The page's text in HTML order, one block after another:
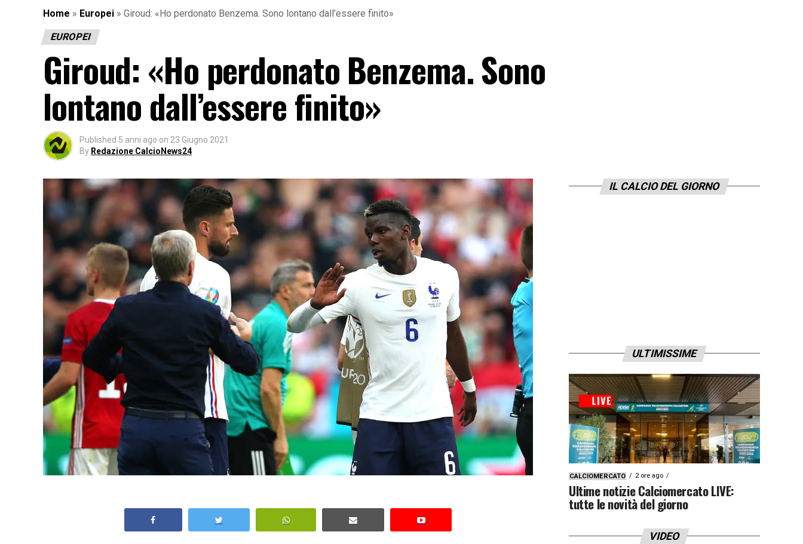
Home » Europei » Giroud: «Ho perdonato Benzema. Sono lontano dall’essere finito»
EUROPEI
Giroud: «Ho perdonato Benzema. Sono
lontano dall’essere finito»
Published 5 anni ago on 23 Giugno 2021
By Redazione CalcioNews24
IL CALCIO DEL GIORNO
ULTIMISSIME
CALCIOMERCATO 2 ore ago
Ultime notizie Calciomercato LIVE:
tutte le novità del giorno
VIDEO